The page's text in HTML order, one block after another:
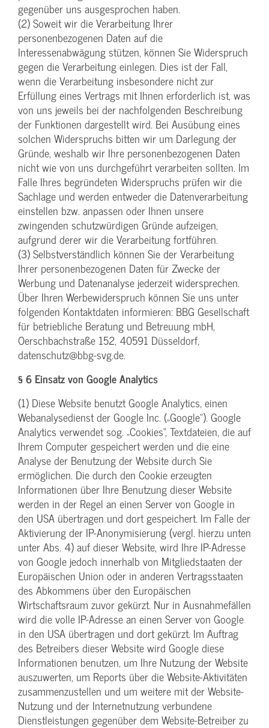
gegenüber uns ausgesprochen haben.
(2) Soweit wir die Verarbeitung Ihrer
personenbezogenen Daten auf die
Interessenabwägung stützen, können Sie Widerspruch
gegen die Verarbeitung einlegen. Dies ist der Fall,
wenn die Verarbeitung insbesondere nicht zur
Erfüllung eines Vertrags mit Ihnen erforderlich ist, was
von uns jeweils bei der nachfolgenden Beschreibung
der Funktionen dargestellt wird. Bei Ausübung eines
solchen Widerspruchs bitten wir um Darlegung der
Gründe, weshalb wir Ihre personenbezogenen Daten
nicht wie von uns durchgeführt verarbeiten sollten. Im
Falle Ihres begründeten Widerspruchs prüfen wir die
Sachlage und werden entweder die Datenverarbeitung
einstellen bzw. anpassen oder Ihnen unsere
zwingenden schutzwürdigen Gründe aufzeigen,
aufgrund derer wir die Verarbeitung fortführen.
(3) Selbstverständlich können Sie der Verarbeitung
Ihrer personenbezogenen Daten für Zwecke der
Werbung und Datenanalyse jederzeit widersprechen.
Über Ihren Werbewiderspruch können Sie uns unter
folgenden Kontaktdaten informieren: BBG Gesellschaft
für betriebliche Beratung und Betreuung mbH,
Oerschbachstraße 152, 40591 Düsseldorf,
datenschutz@bbg-svg.de.
§ 6 Einsatz von Google Analytics
(1) Diese Website benutzt Google Analytics, einen
Webanalysedienst der Google Inc. („Google“). Google
Analytics verwendet sog. „Cookies“, Textdateien, die auf
Ihrem Computer gespeichert werden und die eine
Analyse der Benutzung der Website durch Sie
ermöglichen. Die durch den Cookie erzeugten
Informationen über Ihre Benutzung dieser Website
werden in der Regel an einen Server von Google in
den USA übertragen und dort gespeichert. Im Falle der
Aktivierung der IP-Anonymisierung (vergl. hierzu unten
unter Abs. 4) auf dieser Website, wird Ihre IP-Adresse
von Google jedoch innerhalb von Mitgliedstaaten der
Europäischen Union oder in anderen Vertragsstaaten
des Abkommens über den Europäischen
Wirtschaftsraum zuvor gekürzt. Nur in Ausnahmefällen
wird die volle IP-Adresse an einen Server von Google
in den USA übertragen und dort gekürzt. Im Auftrag
des Betreibers dieser Website wird Google diese
Informationen benutzen, um Ihre Nutzung der Website
auszuwerten, um Reports über die Website-Aktivitäten
zusammenzustellen und um weitere mit der Website-
Nutzung und der Internetnutzung verbundene
Dienstleistungen gegenüber dem Website-Betreiber zu